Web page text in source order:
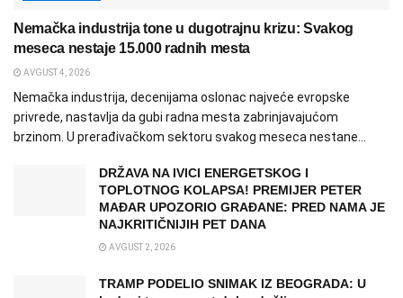
Nemačka industrija tone u dugotrajnu krizu: Svakog
meseca nestaje 15.000 radnih mesta
AVGUST 4, 2026
Nemačka industrija, decenijama oslonac najveće evropske
privrede, nastavlja da gubi radna mesta zabrinjavajućom
brzinom. U prerađivačkom sektoru svakog meseca nestane...
DRŽAVA NA IVICI ENERGETSKOG I
TOPLOTNOG KOLAPSA! PREMIJER PETER
MAĐAR UPOZORIO GRAĐANE: PRED NAMA JE
NAJKRITIČNIJIH PET DANA
AVGUST 2, 2026
TRAMP PODELIO SNIMAK IZ BEOGRADA: U